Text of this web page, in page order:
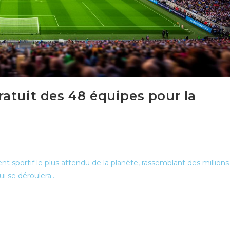
des 48 équipes pour la
sportif le plus attendu de la planète, rassemblant des millions
se déroulera…